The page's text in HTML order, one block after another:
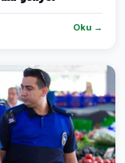
Oku →